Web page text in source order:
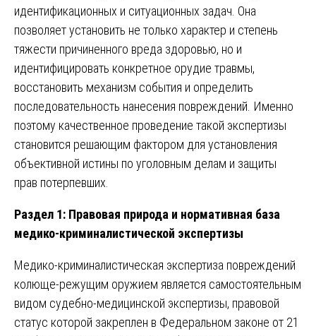
идентификационных и ситуационных задач. Она
позволяет установить не только характер и степень
тяжести причиненного вреда здоровью, но и
идентифицировать конкретное орудие травмы,
восстановить механизм события и определить
последовательность нанесения повреждений. Именно
поэтому качественное проведение такой экспертизы
становится решающим фактором для установления
объективной истины по уголовным делам и защиты
прав потерпевших.
Раздел 1: Правовая природа и нормативная база
медико-криминалистической экспертизы
Медико-криминалистическая экспертиза повреждений
колюще-режущим оружием является самостоятельным
видом судебно-медицинской экспертизы, правовой
статус которой закреплен в Федеральном законе от 21